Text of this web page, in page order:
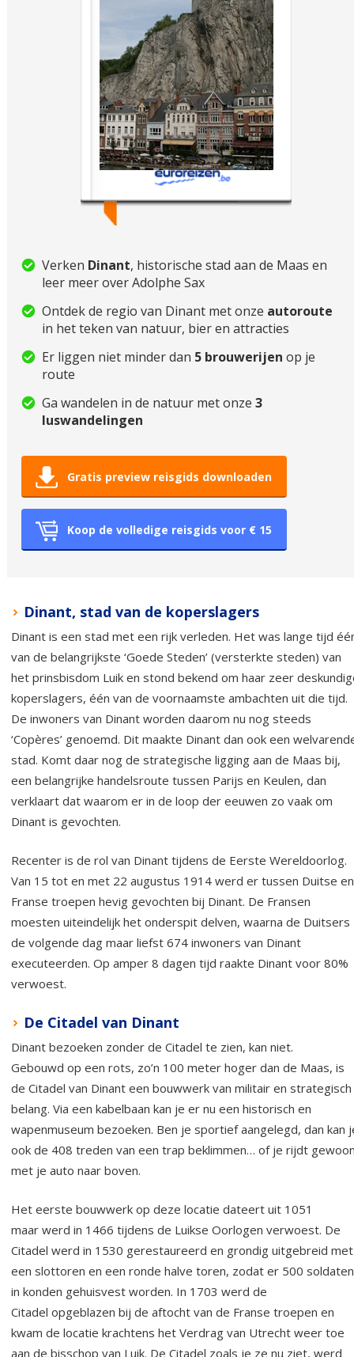
Verken Dinant, historische stad aan de Maas en
leer meer over Adolphe Sax
Ontdek de regio van Dinant met onze autoroute
in het teken van natuur, bier en attracties
Er liggen niet minder dan 5 brouwerijen op je
route
Ga wandelen in de natuur met onze 3
luswandelingen
Gratis preview reisgids downloaden
Koop de volledige reisgids voor € 15
Dinant, stad van de koperslagers
Dinant is een stad met een rijk verleden. Het was lange tijd
van de belangrijkste ‘Goede Steden’ (versterkte steden) van
het prinsbisdom Luik en stond bekend om haar zeer
koperslagers, één van de voornaamste ambachten uit die tijd.
De inwoners van Dinant worden daarom nu nog steeds
‘Copères’ genoemd. Dit maakte Dinant dan ook een
stad. Komt daar nog de strategische ligging aan de Maas bij,
een belangrijke handelsroute tussen Parijs en Keulen, dan
verklaart dat waarom er in de loop der eeuwen zo vaak om
Dinant is gevochten.
Recenter is de rol van Dinant tijdens de Eerste Wereldoorlog.
Van 15 tot en met 22 augustus 1914 werd er tussen Duitse en
Franse troepen hevig gevochten bij Dinant. De Fransen
moesten uiteindelijk het onderspit delven, waarna de Duitsers
de volgende dag maar liefst 674 inwoners van Dinant
executeerden. Op amper 8 dagen tijd raakte Dinant voor 80%
verwoest.
De Citadel van Dinant
Dinant bezoeken zonder de Citadel te zien, kan niet.
Gebouwd op een rots, zo’n 100 meter hoger dan de Maas, is
de Citadel van Dinant een bouwwerk van militair en strategisch
belang. Via een kabelbaan kan je er nu een historisch en
wapenmuseum bezoeken. Ben je sportief aangelegd, dan kan
ook de 408 treden van een trap beklimmen… of je rijdt
met je auto naar boven.
Het eerste bouwwerk op deze locatie dateert uit 1051
maar werd in 1466 tijdens de Luikse Oorlogen verwoest. De
Citadel werd in 1530 gerestaureerd en grondig uitgebreid met
een slottoren en een ronde halve toren, zodat er 500 soldaten
in konden gehuisvest worden. In 1703 werd de
Citadel opgeblazen bij de aftocht van de Franse troepen en
kwam de locatie krachtens het Verdrag van Utrecht weer toe
aan de bisschop van Luik. De Citadel zoals je ze nu ziet, werd